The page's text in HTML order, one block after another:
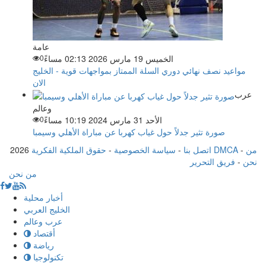
عامة
الخميس 19 مارس 2026 02:13 مساءً
0
مواعيد نصف نهائي دوري السلة الممتاز بمواجهات قوية - الخليج
الان
عرب
وعالم
الأحد 31 مارس 2024 10:19 مساءً
0
صورة تثير جدلاً حول غياب كهربا عن مباراة الأهلي وسيمبا
2026
اتصل بنا - سياسة الخصوصية - حقوق الملكية الفكرية DMCA - من
نحن - فريق التحرير
من نحن
أخبار محلية
الخليج العربي
عرب وعالم
أقتصاد
رياضة
تكنولوجيا